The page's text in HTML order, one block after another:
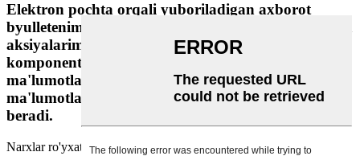
Elektron pochta orqali yuboriladigan axborot
byulletenimiz sizni mahsulotlarimiz, tadbirlarimiz va
aksiyalarimizning keng tanlovi, shuningdek,
komponentlarimiz, ilovalarimiz va texnik
ma'lumotlar xizmatlarimizdan foydalanish bo'yicha
ma'lumotlardan xabardor qilib turishga yordam
beradi.
Narxlar ro'yxati uchun so'rov